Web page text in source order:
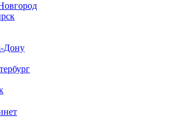
Дону